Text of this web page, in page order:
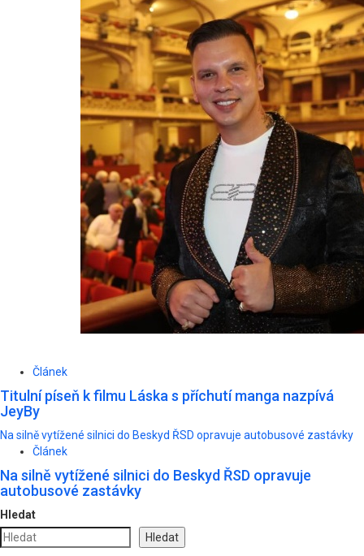
Článek
Titulní píseň k filmu Láska s příchutí manga nazpívá
JeyBy
Na silně vytížené silnici do Beskyd ŘSD opravuje autobusové zastávky
Článek
Na silně vytížené silnici do Beskyd ŘSD opravuje
autobusové zastávky
Hledat
Hledat